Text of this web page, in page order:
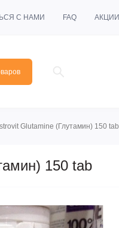
С НАМИ FAQ АКЦИИ
Glutamine (Глутамин) 150 tab
150 tab